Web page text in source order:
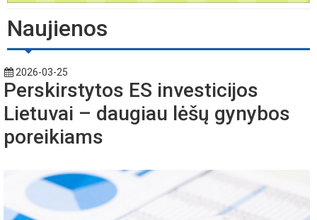
Naujienos
2026-03-25
Perskirstytos ES investicijos
Lietuvai – daugiau lėšų gynybos
poreikiams